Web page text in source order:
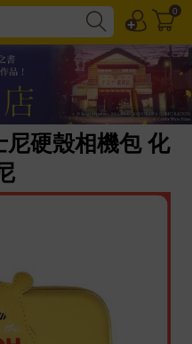
0
尼硬殼相機包 化